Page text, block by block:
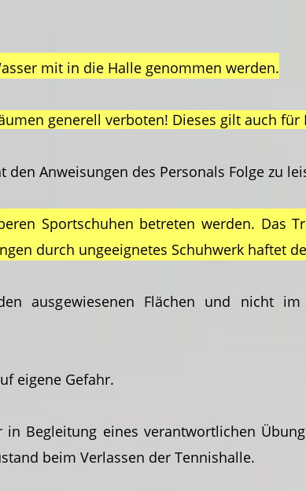
mit in die Halle genommen werden.
generell verboten! Dieses gilt auch für
Anweisungen des Personals Folge zu
Sportschuhen betreten werden. Das
durch ungeeignetes Schuhwerk haftet
ausgewiesenen Flächen und nicht
eigene Gefahr.
Begleitung eines verantwortlichen
beim Verlassen der Tennishalle.